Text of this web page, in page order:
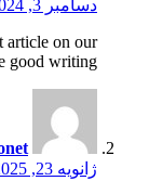
دسامبر 3, 2024 در 6:45 ب.ظ
article on our
good writing.
ژانویه 23, 2025 در 11:46 ب.ظ